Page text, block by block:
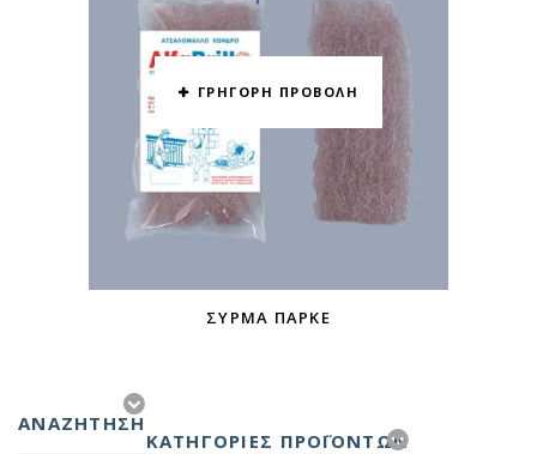
ΓΡΗΓΟΡΗ ΠΡΟΒΟΛΗ
ΣΎΡΜΑ ΠΑΡΚΈ
ΑΝΑΖΉΤΗΣΗ
ΚΑΤΗΓΟΡΊΕΣ ΠΡΟΪΌΝΤΩΝ